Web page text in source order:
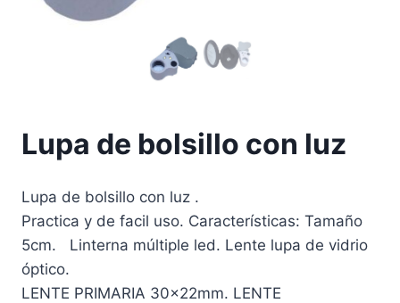
Lupa de bolsillo con luz
Lupa de bolsillo con luz .
Practica y de facil uso. Características: Tamaño
5cm. Linterna múltiple led. Lente lupa de vidrio
óptico.
LENTE PRIMARIA 30x22mm. LENTE